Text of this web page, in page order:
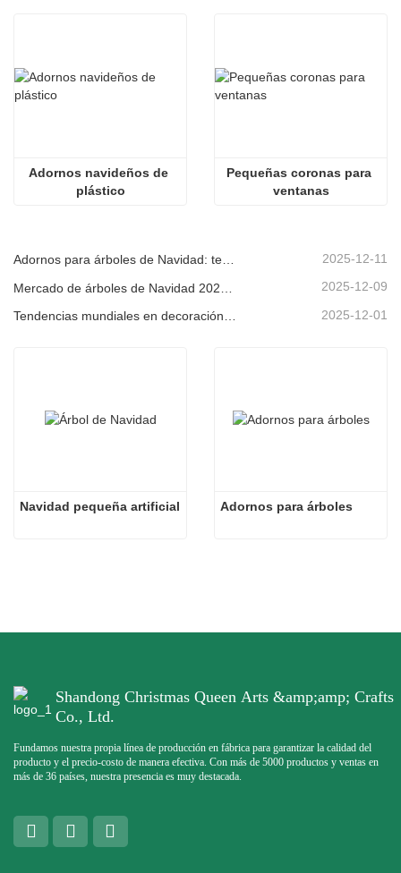
Adornos navideños de
plástico
Pequeñas coronas para
ventanas
Adornos para árboles de Navidad: tendencias del mercado, información sobre la cadena de suministro y guía de adquisiciones 2025 2025-12-11
2025-12-09
2025-12-01
Navidad pequeña artificial Adornos para árboles
Shandong Christmas Queen Arts &amp;amp; Crafts
Co., Ltd.
Fundamos nuestra propia línea de producción en fábrica para garantizar la calidad del
producto y el precio-costo de manera efectiva. Con más de 5000 productos y ventas en
más de 36 países, nuestra presencia es muy destacada.